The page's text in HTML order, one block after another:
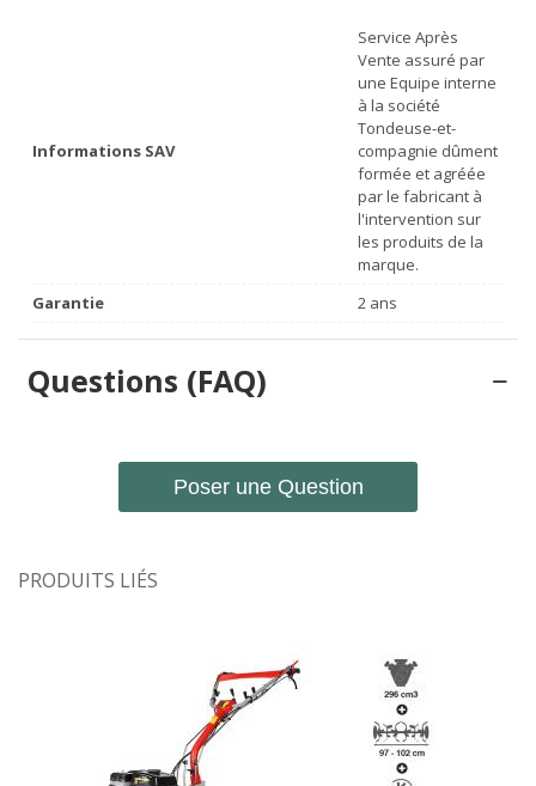
Informations SAV
Service Après
Vente assuré par
une Equipe interne
à la société
Tondeuse-et-
compagnie dûment
formée et agréée
par le fabricant à
l'intervention sur
les produits de la
marque.
Garantie
2 ans
Questions (FAQ)
Poser une Question
PRODUITS LIÉS